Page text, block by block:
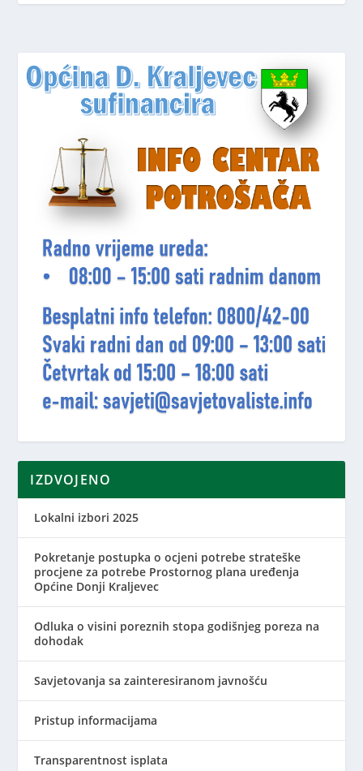
IZDVOJENO
Lokalni izbori 2025
Pokretanje postupka o ocjeni potrebe strateške
procjene za potrebe Prostornog plana uređenja
Općine Donji Kraljevec
Odluka o visini poreznih stopa godišnjeg poreza na
dohodak
Savjetovanja sa zainteresiranom javnošću
Pristup informacijama
Transparentnost isplata